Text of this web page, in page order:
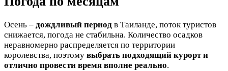
Осень – дождливый период в Таиланде, поток туристов
снижается, погода не стабильна. Количество осадков
неравномерно распределяется по территории
королевства, поэтому выбрать подходящий курорт и
отлично провести время вполне реально.